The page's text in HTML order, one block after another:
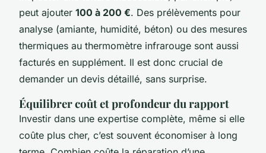
peut ajouter 100 à 200 €. Des prélèvements pour
analyse (amiante, humidité, béton) ou des mesures
thermiques au thermomètre infrarouge sont aussi
facturés en supplément. Il est donc crucial de
demander un devis détaillé, sans surprise.
Équilibrer coût et profondeur du rapport
Investir dans une expertise complète, même si elle
coûte plus cher, c’est souvent économiser à long